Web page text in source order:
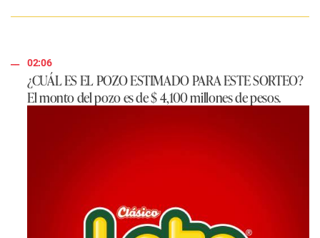
02:06
¿CUÁL ES EL POZO ESTIMADO PARA ESTE SORTEO?
El monto del pozo es de$ 4,100 millones de pesos.